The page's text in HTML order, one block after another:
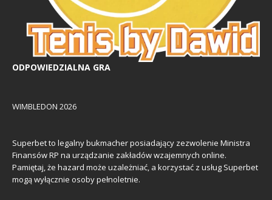
ODPOWIEDZIALNA GRA
WIMBLEDON 2026
Superbet to legalny bukmacher posiadający zezwolenie Ministra
Finansów RP na urządzanie zakładów wzajemnych online.
Pamiętaj, że hazard może uzależniać, a korzystać z usług Superbet
mogą wyłącznie osoby pełnoletnie.